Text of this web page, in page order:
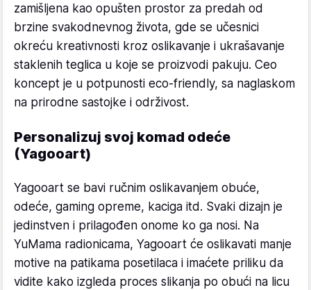
zamišljena kao opušten prostor za predah od
brzine svakodnevnog života, gde se učesnici
okreću kreativnosti kroz oslikavanje i ukrašavanje
staklenih teglica u koje se proizvodi pakuju. Ceo
koncept je u potpunosti eco-friendly, sa naglaskom
na prirodne sastojke i održivost.
Personalizuj svoj komad odeće
(Yagooart)
Yagooart se bavi ručnim oslikavanjem obuće,
odeće, gaming opreme, kaciga itd. Svaki dizajn je
jedinstven i prilagođen onome ko ga nosi. Na
YuMama radionicama, Yagooart će oslikavati manje
motive na patikama posetilaca i imaćete priliku da
vidite kako izgleda proces slikanja po obući na licu